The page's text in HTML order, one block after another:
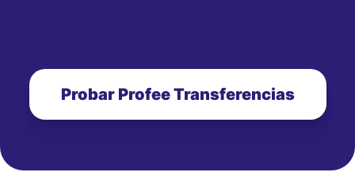
Probar Profee Transferencias